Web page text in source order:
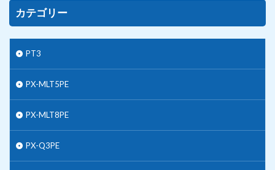
カテゴリー
PT3
PX-MLT5PE
PX-MLT8PE
PX-Q3PE